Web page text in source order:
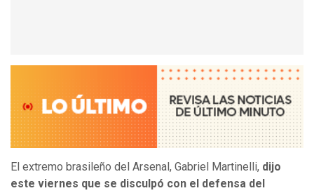
El extremo brasileño del Arsenal, Gabriel Martinelli, dijo
este viernes que se disculpó con el defensa del